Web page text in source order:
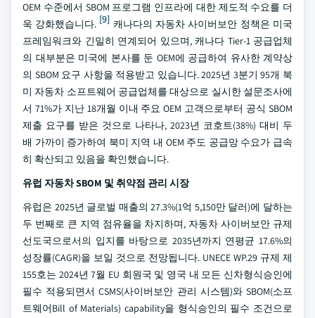
OEM 수준에서 SBOM 프로그램 인프라에 대한 제도적 수요를 더
욱 강화했습니다. [9] 캐나다의 자동차 사이버보안 정책은 미국
프레임워크와 긴밀히 연계되어 있으며, 캐나다 Tier-1 공급업체
의 대부분은 미국에 본사를 둔 OEM에 공급하여 유사한 계약상
의 SBOM 요구 사항을 적용받고 있습니다. 2025년 3분기 95개 북
미 자동차 소프트웨어 공급업체를 대상으로 실시한 설문조사에
서 71%가 지난 18개월 이내 주요 OEM 고객으로부터 공식 SBOM
제출 요구를 받은 것으로 나타나, 2023년 코호트(38%) 대비 두
배 가까이 증가하여 북미 지역 내 OEM 주도 공급망 수요가 급속
히 확산되고 있음을 확인했습니다.
유럽 자동차 SBOM 및 취약점 관리 시장
유럽은 2025년 글로벌 매출의 27.3%(1억 5,150만 달러)에 달하는
두 번째로 큰 지역 점유율을 차지하며, 자동차 사이버보안 규제
선도국으로서의 입지를 바탕으로 2035년까지 연평균 17.6%의
성장률(CAGR)을 보일 것으로 전망됩니다. UNECE WP.29 규제 제
155호는 2024년 7월 EU 회원국 및 영국 내 모든 신차형식승인에
필수 적용되면서 CSMS(사이버보안 관리 시스템)와 SBOM(소프
트웨어Bill of Materials) capability을 형식승인의 필수 조건으로